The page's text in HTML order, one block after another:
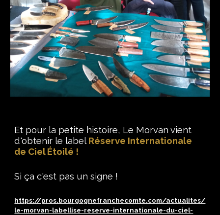
Et pour la petite histoire, Le Morvan vient
d'obtenir le label Réserve Internationale
de Ciel Étoilé !
Si ça c'est pas un signe !
https://pros.bourgognefranchecomte.com/actualites/
le-morvan-labellise-reserve-internationale-du-ciel-